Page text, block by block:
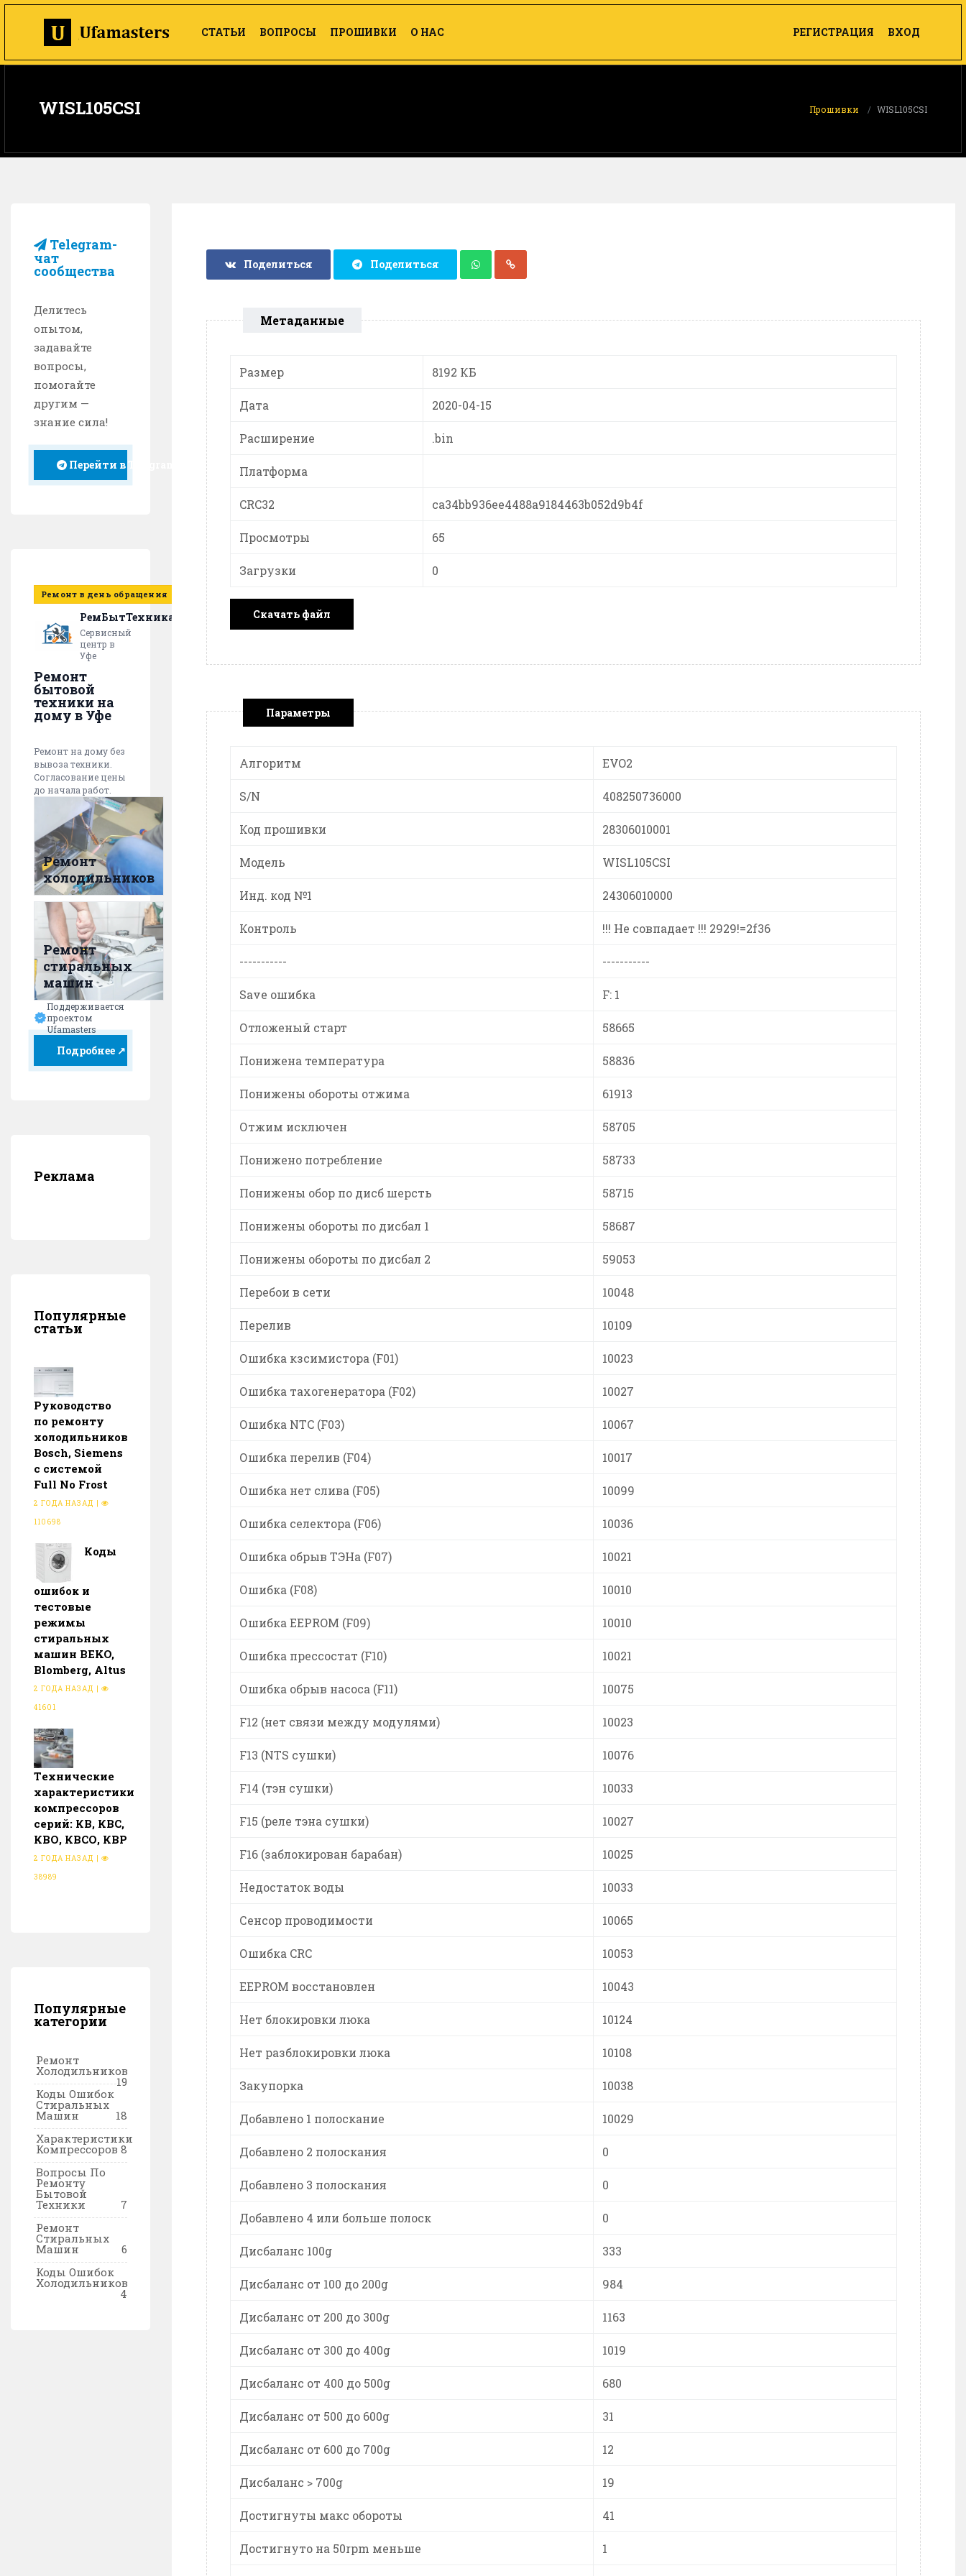
СТАТЬИ ВОПРОСЫ ПРОШИВКИ О НАС РЕГИСТРАЦИЯ ВХОД
WISL105CSI Прошивки WISL105CSI
Telegram-
чат
сообщества
Делитесь
опытом,
задавайте
вопросы,
помогайте
другим —
знание сила!
Перейти в Telegram
Ремонт в день обращения
РемБытТехника
Сервисный
центр в
Уфе
Ремонт
бытовой
техники на
дому в Уфе
Ремонт на дому без
вывоза техники.
Согласование цены
до начала работ.
Ремонт
холодильников
Ремонт
стиральных
машин
Поддерживается
проектом
Ufamasters
Подробнее ↗
Реклама
Популярные
статьи
Руководство
по ремонту
холодильников
Bosch, Siemens
с системой
Full No Frost
2 ГОДА НАЗАД |
110698
Коды
ошибок и
тестовые
режимы
стиральных
машин BEKO,
Blomberg, Altus
2 ГОДА НАЗАД |
41601
Тeхнические
характеристики
компрессоров
серий: КВ, КВС,
КВО, КВСО, КВР
2 ГОДА НАЗАД |
38989
Популярные
категории
Ремонт
Холодильников
19
Коды Ошибок
Стиральных
Машин
18
Характеристики
Компрессоров 8
Вопросы По
Ремонту
Бытовой
Техники
7
Ремонт
Стиральных
Машин
6
Коды Ошибок
Холодильников
4
Поделиться Поделиться
Метаданные
Размер 8192 КБ
Дата 2020-04-15
Расширение .bin
Платформа
CRC32 ca34bb936ee4488a9184463b052d9b4f
Просмотры 65
Загрузки 0
Скачать файл
Параметры
Алгоритм EVO2
S/N 408250736000
Код прошивки 28306010001
Модель WISL105CSI
Инд. код №1 24306010000
Контроль !!! Не совпадает !!! 2929!=2f36
----------- -----------
Save ошибка F: 1
Отложеный старт 58665
Понижена температура 58836
Понижены обороты отжима 61913
Отжим исключен 58705
Понижено потребление 58733
Понижены обор по дисб шерсть 58715
Понижены обороты по дисбал 1 58687
Понижены обороты по дисбал 2 59053
Перебои в сети 10048
Перелив 10109
Ошибка кзсимистора (F01) 10023
Ошибка тахогенератора (F02) 10027
Ошибка NTC (F03) 10067
Ошибка перелив (F04) 10017
Ошибка нет слива (F05) 10099
Ошибка селектора (F06) 10036
Ошибка обрыв ТЭНа (F07) 10021
Ошибка (F08) 10010
Ошибка EEPROM (F09) 10010
Ошибка прессостат (F10) 10021
Ошибка обрыв насоса (F11) 10075
F12 (нет связи между модулями) 10023
F13 (NTS сушки) 10076
F14 (тэн сушки) 10033
F15 (реле тэна сушки) 10027
F16 (заблокирован барабан) 10025
Недостаток воды 10033
Сенсор проводимости 10065
Ошибка CRC 10053
EEPROM восстановлен 10043
Нет блокировки люка 10124
Нет разблокировки люка 10108
Закупорка 10038
Добавлено 1 полоскание 10029
Добавлено 2 полоскания 0
Добавлено 3 полоскания 0
Добавлено 4 или больше полоск 0
Дисбаланс 100g 333
Дисбаланс от 100 до 200g 984
Дисбаланс от 200 до 300g 1163
Дисбаланс от 300 до 400g 1019
Дисбаланс от 400 до 500g 680
Дисбаланс от 500 до 600g 31
Дисбаланс от 600 до 700g 12
Дисбаланс > 700g 19
Достигнуты макс обороты 41
Достигнуто на 50rpm меньше 1